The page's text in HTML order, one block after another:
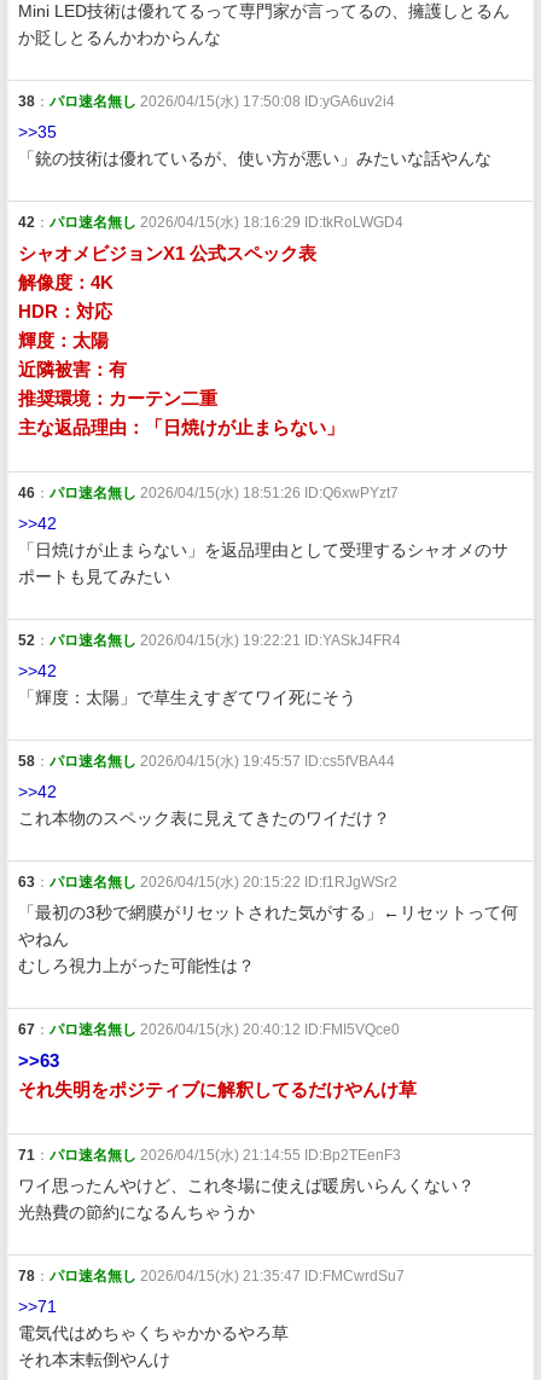
Mini LED技術は優れてるって専門家が言ってるの、擁護しとるん
か貶しとるんかわからんな
38 ： パロ速名無し 2026/04/15(水) 17:50:08 ID:yGA6uv2i4
>>35
「銃の技術は優れているが、使い方が悪い」みたいな話やんな
42 ： パロ速名無し 2026/04/15(水) 18:16:29 ID:tkRoLWGD4
シャオメビジョンX1 公式スペック表
解像度：4K
HDR：対応
輝度：太陽
近隣被害：有
推奨環境：カーテン二重
主な返品理由：「日焼けが止まらない」
46 ： パロ速名無し 2026/04/15(水) 18:51:26 ID:Q6xwPYzt7
>>42
「日焼けが止まらない」を返品理由として受理するシャオメのサ
ポートも見てみたい
52 ： パロ速名無し 2026/04/15(水) 19:22:21 ID:YASkJ4FR4
>>42
「輝度：太陽」で草生えすぎてワイ死にそう
58 ： パロ速名無し 2026/04/15(水) 19:45:57 ID:cs5fVBA44
>>42
これ本物のスペック表に見えてきたのワイだけ？
63 ： パロ速名無し 2026/04/15(水) 20:15:22 ID:f1RJgWSr2
「最初の3秒で網膜がリセットされた気がする」←リセットって何
やねん
むしろ視力上がった可能性は？
67 ： パロ速名無し 2026/04/15(水) 20:40:12 ID:FMI5VQce0
>>63
それ失明をポジティブに解釈してるだけやんけ草
71 ： パロ速名無し 2026/04/15(水) 21:14:55 ID:Bp2TEenF3
ワイ思ったんやけど、これ冬場に使えば暖房いらんくない？
光熱費の節約になるんちゃうか
78 ： パロ速名無し 2026/04/15(水) 21:35:47 ID:FMCwrdSu7
>>71
電気代はめちゃくちゃかかるやろ草
それ本末転倒やんけ